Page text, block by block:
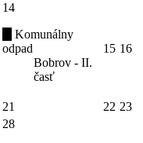
14
Komunálny
odpad
Bobrov - II.
časť
15 16
21 22 23
28